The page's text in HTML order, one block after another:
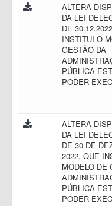
ALTERA
DA LEI
DE
INSTITUI O
GESTÃO DA
PÚBLICA
PODER
ALTERA
DA LEI
DE 30 DE
2022, QUE
MODELO DE
PÚBLICA
PODER